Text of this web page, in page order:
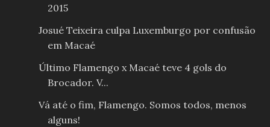
2015
Josué Teixeira culpa Luxemburgo por confusão
em Macaé
Último Flamengo x Macaé teve 4 gols do
Brocador. V...
Vá até o fim, Flamengo. Somos todos, menos
alguns!